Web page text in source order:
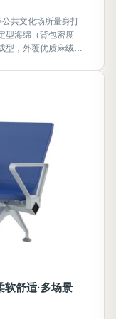
共文化场所量身打
型海绵（背包密度
型，外覆优质麻绒面
舒适·多场景